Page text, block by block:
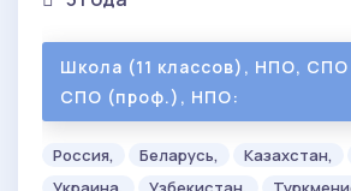
Школа (11 классов), НПО,
СПО (проф.), НПО:
Россия, Беларусь, Казахстан,